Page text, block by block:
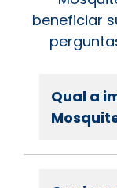
beneficiar
Qual a